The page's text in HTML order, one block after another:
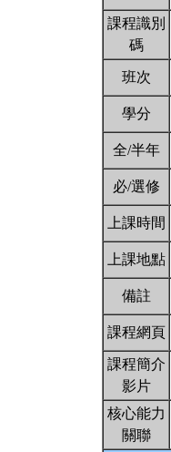
課程識別
碼
班次
學分
全/半年
必/選修
上課時間
上課地點
備註
課程網頁
課程簡介
影片
核心能力
關聯